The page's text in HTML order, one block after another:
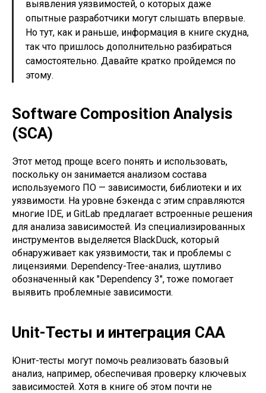
выявления уязвимостей, о которых даже
опытные разработчики могут слышать впервые.
Но тут, как и раньше, информация в книге скудна,
так что пришлось дополнительно разбираться
самостоятельно. Давайте кратко пройдемся по
этому.
Software Composition Analysis
(SCA)
Этот метод проще всего понять и использовать,
поскольку он занимается анализом состава
используемого ПО — зависимости, библиотеки и их
уязвимости. На уровне бэкенда с этим справляются
многие IDE, и GitLab предлагает встроенные решения
для анализа зависимостей. Из специализированных
инструментов выделяется BlackDuck, который
обнаруживает как уязвимости, так и проблемы с
лицензиями. Dependency-Tree-анализ, шутливо
обозначенный как "Dependency 3", тоже помогает
выявить проблемные зависимости.
Unit-Тесты и интеграция САА
Юнит-тесты могут помочь реализовать базовый
анализ, например, обеспечивая проверку ключевых
зависимостей. Хотя в книге об этом почти не